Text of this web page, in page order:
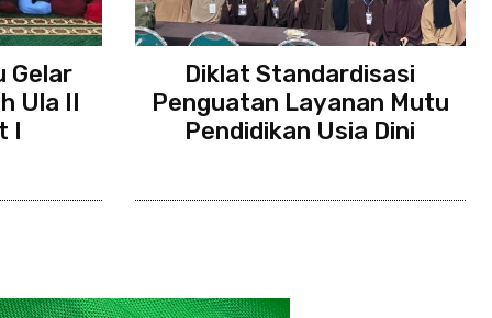
Gelar
Ula II
I
Diklat Standardisasi
Penguatan Layanan Mutu
Pendidikan Usia Dini